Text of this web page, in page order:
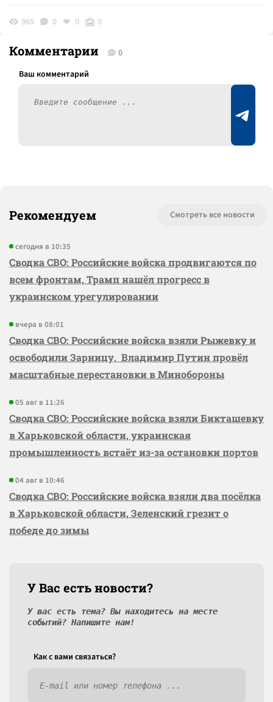
965 0 0 0
Комментарии 0
Рекомендуем Смотреть все новости
сегодня в 10:35
Сводка СВО: Российские войска продвигаются по
всем фронтам, Трамп нашёл прогресс в
украинском урегулировании
вчера в 08:01
Сводка СВО: Российские войска взяли Рыжевку и
освободили Зарницу, Владимир Путин провёл
масштабные перестановки в Минобороны
05 авг в 11:26
Сводка СВО: Российские войска взяли Бикташевку
в Харьковской области, украинская
промышленность встаёт из-за остановки портов
04 авг в 10:46
Сводка СВО: Российские войска взяли два посёлка
в Харьковской области, Зеленский грезит о
победе до зимы
У Вас есть новости?
У вас есть тема? Вы находитесь на месте
событий? Напишите нам!
Как c вами связаться?